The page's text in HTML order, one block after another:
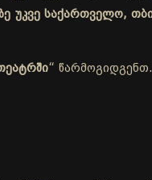
უკვე საქართველო,
“ წარმოგიდგენთ.